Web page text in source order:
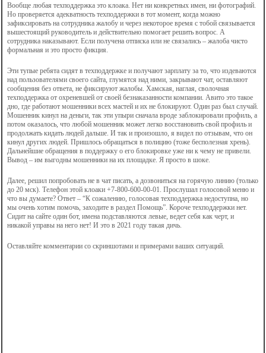
Вообще любая техподдержка это клоака. Нет ни конкретных имен, ни фотографий.
Но проверяется адекватность техподдержки в тот момент, когда можно
зафиксировать на сотрудника жалобу и через некоторое время с тобой связывается
вышестоящий руководитель и действительно помогает решить вопрос. А
сотрудника наказывают. Если получена отписка или не связались – жалоба чисто
формальная и это просто фикция.
Эти тупые ребята сидят в техподдержке и получают зарплату за то, что издеваются
над пользователями своего сайта, глумятся над ними, закрывают чат, оставляют
сообщения без ответа, не фиксируют жалобы. Хамская, наглая, сволочная
техподдержка от охреневшей от своей безнаказанности компании. Авито это такое
дно, где работают мошенники всех мастей и их не блокируют. Один раз был случай.
Мошенник кинул на деньги, так эти упыри сначала вроде заблокировали профиль, а
потом оказалось, что любой мошенник может легко восстановить свой профиль и
продолжать кидать людей дальше. И так и произошло, я видел по отзывам, что он
кинул других людей. Пришлось обращаться в полицию (тоже бесполезная хрень).
Дальнейшие обращения в поддержку о его блокировке уже ни к чему не привели.
Вывод – им выгодны мошенники на их площадке. Я просто в шоке.
Далее, решил попробовать не в чат писать, а дозвониться на горячую линию (только
до 20 мск). Телефон этой клоаки +7-800-600-00-01. Прослушал голосовой меню и
что вы думаете? Ответ – “К сожалению, голосовая техподдержка недоступна, но
мы очень хотим помочь, заходите в раздел Помощь”. Короче техподдержки нет.
Сидит на сайте один бот, имена подставляются левые, ведет себя как черт, и
никакой управы на него нет! И это в 2021 году такая дичь.
Оставляйте комментарии со скриншотами и примерами ваших ситуаций.